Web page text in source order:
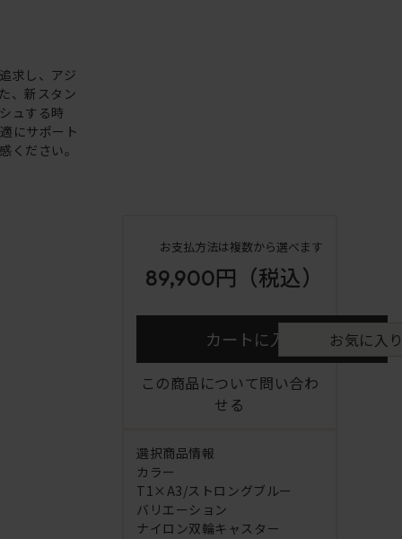
求し、アジ
、新スタン
ュする時
にサポート
ください。
お支払方法は複数から選べます
89,900円 （税込）
カートに入れる お気に入
この商品について問い合わ
せる
選択商品情報
カラー
T1×A3/ストロングブルー
バリエーション
ナイロン双輪キャスター